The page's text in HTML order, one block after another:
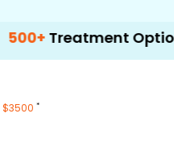
Treatment Options
$3500 *